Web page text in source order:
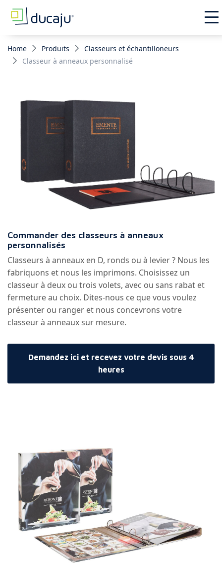
Home Produits
Classeurs et échantilloneurs
Classeur à anneaux personnalisé
Commander des classeurs à anneaux
personnalisés
Classeurs à anneaux en D, ronds ou à levier ? Nous les
fabriquons et nous les imprimons. Choisissez un
classeur à deux ou trois volets, avec ou sans rabat et
fermeture au choix. Dites-nous ce que vous voulez
présenter ou ranger et nous concevrons votre
classeur à anneaux sur mesure.
Demandez ici et recevez votre devis sous 4
heures